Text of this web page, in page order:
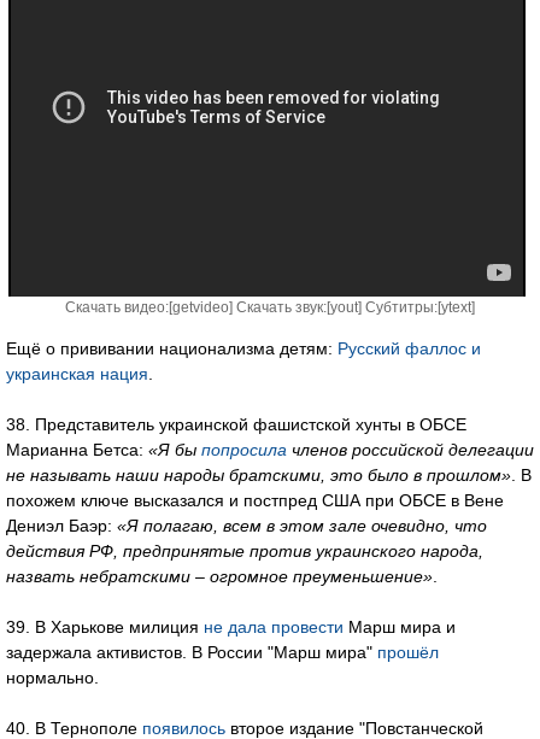
Скачать видео:[getvideo] Скачать звук:[yout] Субтитры:[ytext]
Ещё о прививании национализма детям: Русский фаллос и
украинская нация
38. Представитель украинской фашистской хунты в ОБСЕ
Марианна Бетса: «Я бы попросила членов российской делегации
не называть наши народы братскими, это было в прошлом» . В
похожем ключе высказался и постпред США при ОБСЕ в Вене
Дениэл Баэр: «Я полагаю, всем в этом зале очевидно, что
действия РФ, предпринятые против украинского народа,
назвать небратскими – огромное преуменьшение»
39. В Харькове милиция не дала провести Марш мира и
задержала активистов. В России "Марш мира" прошёл
нормально.
40. В Тернополе появилось второе издание "Повстанческой